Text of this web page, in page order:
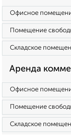
Офисное
Помещение
Складское
Аренда
Офисное
Помещение
Складское